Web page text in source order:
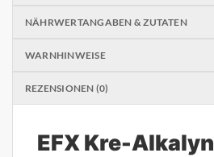
NÄHRWERTANGABEN & ZUTATEN
WARNHINWEISE
REZENSIONEN (0)
EFX Kre-Alkalyn